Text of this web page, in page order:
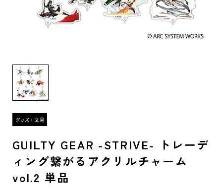
GUILTY GEAR -STRIVE- トレーデ
ィング繋がるアクリルチャーム
vol.2 単品